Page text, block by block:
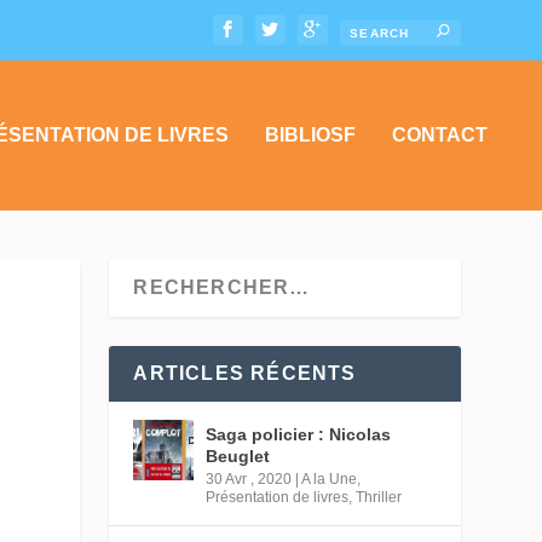
DE LIVRES BIBLIOSF CONTACT
ARTICLES RÉCENTS
Saga policier : Nicolas
Beuglet
30 Avr , 2020 |A la Une,
Présentation de livres,Thriller